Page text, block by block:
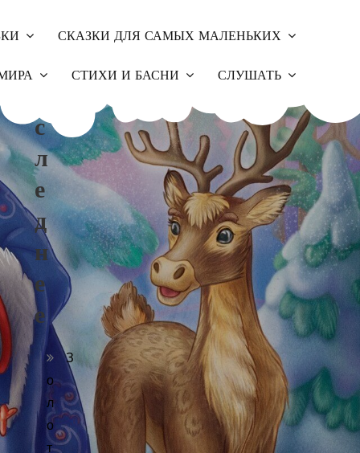
СКАЗКИ ДЛЯ САМЫХ МАЛЕНЬКИХ
СТИХИ И БАСНИ СЛУШАТЬ
С
Л
Е
Д
Н
Е
Е
З
о
л
о
т